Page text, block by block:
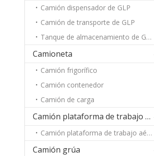
Camión dispensador de GLP
Camión de transporte de GLP
Tanque de almacenamiento de GLP
Camioneta
Camión frigorífico
Camión contenedor
Camión de carga
Camión plataforma de trabajo aéreo
Camión plataforma de trabajo aéreo
Camión grúa